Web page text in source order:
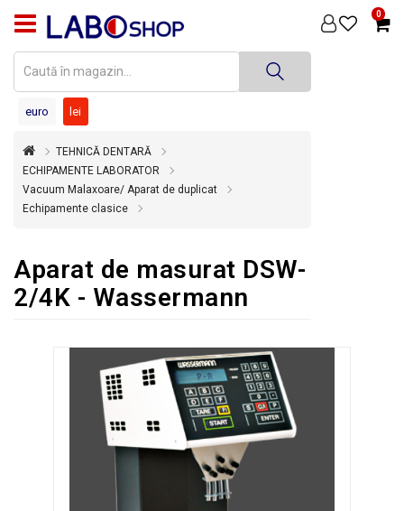
0
PRODUSE
DENTARĂ
DENTARĂ
DEZINFECȚIE
ȘI
SUPER
OFERTĂ
euro lei
TEHNICĂ DENTARĂ
ECHIPAMENTE LABORATOR
Vacuum Malaxoare/ Aparat de duplicat
Echipamente clasice
Aparat de masurat DSW-
2/4K - Wassermann